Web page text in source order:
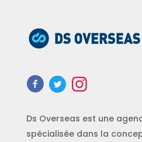
Ds Overseas est une
spécialisée dans la